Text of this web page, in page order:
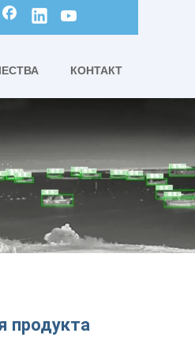
КОНТАКТ
продукта